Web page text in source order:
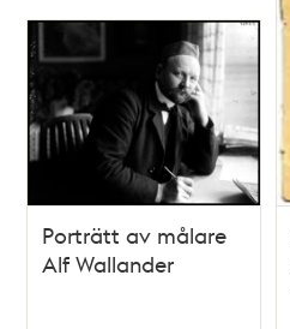
Porträtt av målare
Alf Wallander